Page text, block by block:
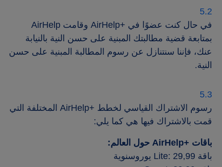
في حال كنت عضوًا في +AirHelp وقامت AirHelp
بمتابعة قضية مطالبتك المبنية على حسن النية بالنيابة
عنك، فإننا سنتنازل عن رسوم المطالبة المبنية على حسن
النية.
رسوم الاشتراك القياسي لخطط +AirHelp المختلفة التي
قمت بالاشتراك فيها هي كما يلي:
باقات +AirHelp حول العالم:
باقة Lite: 29,99 يوروسنوية